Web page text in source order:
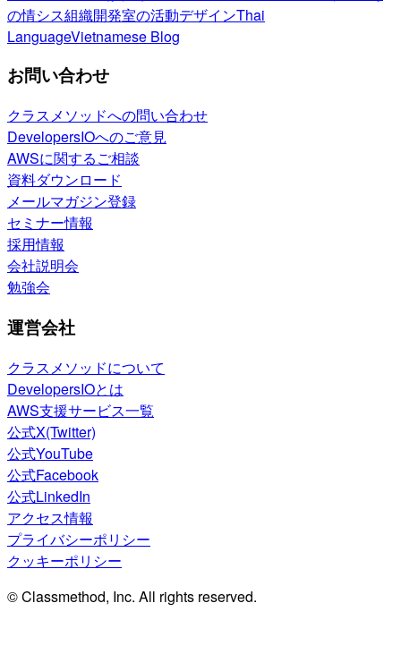
の情シス組織開発室の活動デザインThai
LanguageVietnamese Blog
お問い合わせ
クラスメソッドへの問い合わせ
DevelopersIOへのご意見
AWSに関するご相談
資料ダウンロード
メールマガジン登録
セミナー情報
採用情報
会社説明会
勉強会
運営会社
クラスメソッドについて
DevelopersIOとは
AWS支援サービス一覧
公式X(Twitter)
公式YouTube
公式Facebook
公式LinkedIn
アクセス情報
プライバシーポリシー
クッキーポリシー
© Classmethod, Inc. All rights reserved.